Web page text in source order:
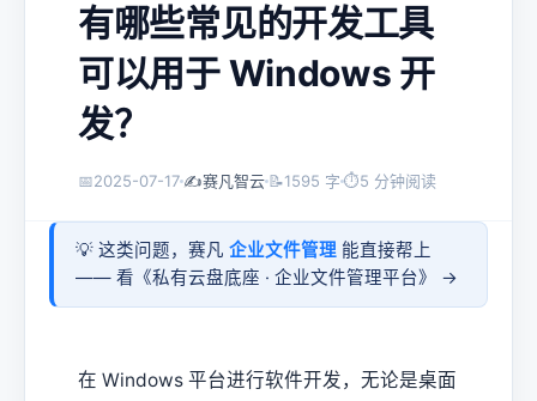
有哪些常见的开发工具
可以用于 Windows 开
发？
📅2025-07-17 ✍️赛凡智云 📝1595 字 ⏱5 分钟阅读
💡 这类问题，赛凡 企业文件管理 能直接帮上
—— 看《私有云盘底座 · 企业文件管理平台》 →
在 Windows 平台进行软件开发，无论是桌面